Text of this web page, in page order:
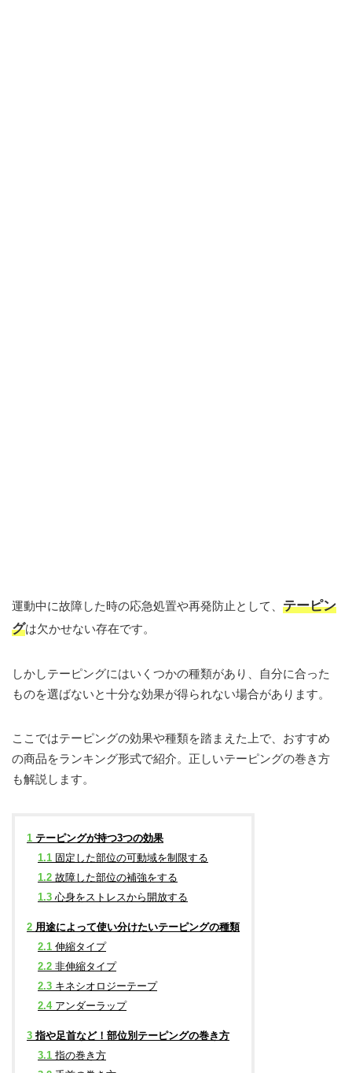
運動中に故障した時の応急処置や再発防止として、 テーピン
グは欠かせない存在です。
しかしテーピングにはいくつかの種類があり、自分に合った
ものを選ばないと十分な効果が得られない場合があります。
ここではテーピングの効果や種類を踏まえた上で、おすすめ
の商品をランキング形式で紹介。正しいテーピングの巻き方
も解説します。
1 テーピングが持つ3つの効果
1.1 固定した部位の可動域を制限する
1.2 故障した部位の補強をする
1.3 心身をストレスから開放する
2 用途によって使い分けたいテーピングの種類
2.1 伸縮タイプ
2.2 非伸縮タイプ
2.3 キネシオロジーテープ
2.4アンダーラップ
3 指や足首など！部位別テーピングの巻き方
3.1 指の巻き方